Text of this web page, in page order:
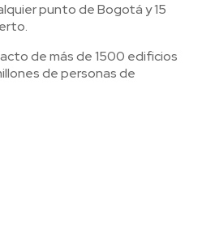
punto de Bogotá y 15
de más de 1500 edificios
de personas de